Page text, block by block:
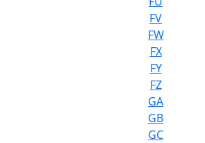
FV
FW
FX
FY
FZ
GA
GB
GC